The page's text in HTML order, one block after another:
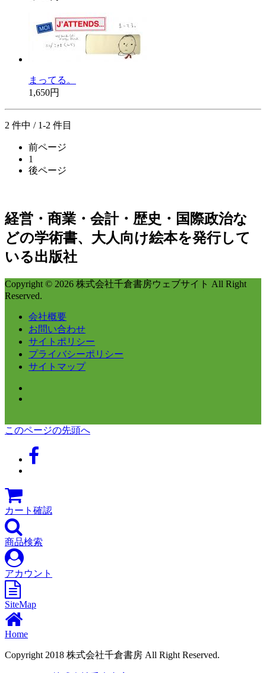
まってる。
1,650円
2 件中 / 1-2 件目
前ページ
1
後ページ
経営・商業・会計・歴史・国際政治な
どの学術書、大人向け絵本を発行して
いる出版社
Copyright © 2026 株式会社千倉書房ウェブサイト All Right
Reserved.
会社概要
お問い合わせ
サイトポリシー
プライバシーポリシー
サイトマップ
このページの先頭へ
カート確認
商品検索
アカウント
SiteMap
Home
Copyright 2018 株式会社千倉書房 All Right Reserved.